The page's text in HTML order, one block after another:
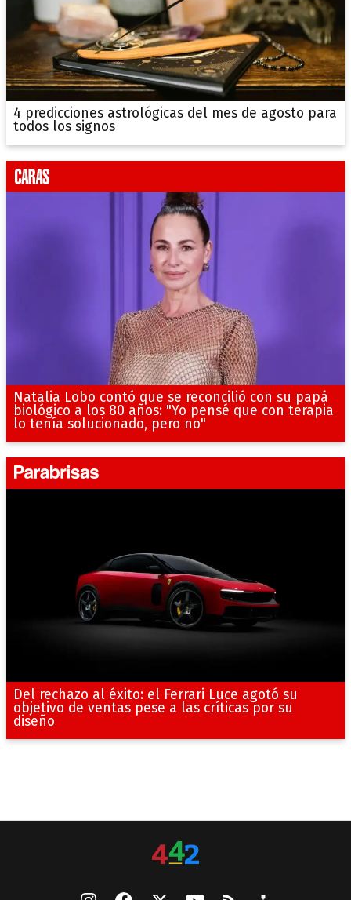
4 predicciones astrológicas del mes de agosto para
todos los signos
Natalia Lobo contó que se reconcilió con su papá
biológico a los 80 años: "Yo pensé que con terapia
lo tenía solucionado, pero no"
Del rechazo al éxito: el Ferrari Luce agotó su
objetivo de ventas pese a las críticas por su
diseño